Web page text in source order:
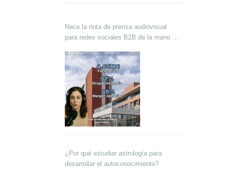
Nace la nota de prensa audiovisual
para redes sociales B2B de la mano de
¿Por qué estudiar astrología para
desarrollar el autoconocimiento?